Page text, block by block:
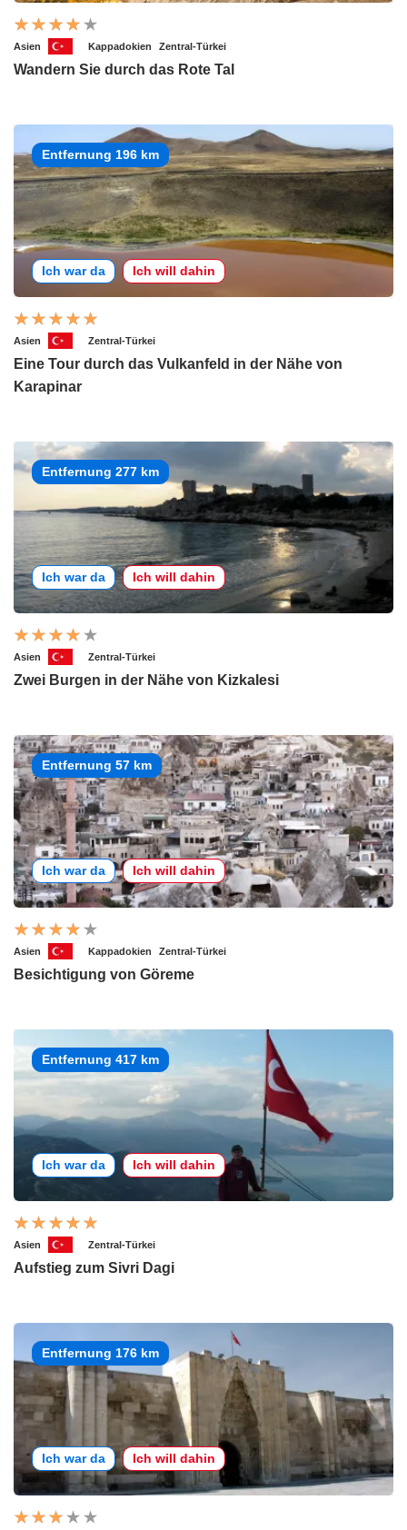
Asien Kappadokien Zentral-Türkei
Wandern Sie durch das Rote Tal
Entfernung 196 km
Ich war da Ich will dahin
Asien Zentral-Türkei
Eine Tour durch das Vulkanfeld in der Nähe von
Karapinar
Entfernung 277 km
Ich war da Ich will dahin
Asien Zentral-Türkei
Zwei Burgen in der Nähe von Kizkalesi
Entfernung 57 km
Ich war da Ich will dahin
Asien Kappadokien Zentral-Türkei
Besichtigung von Göreme
Entfernung 417 km
Ich war da Ich will dahin
Asien Zentral-Türkei
Aufstieg zum Sivri Dagi
Entfernung 176 km
Ich war da Ich will dahin